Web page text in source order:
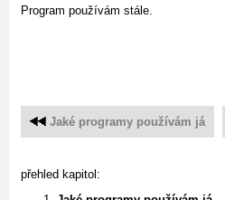
Program používám stále.
Jaké programy používám já
přehled kapitol: